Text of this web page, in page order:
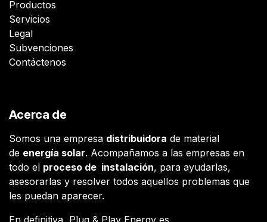
Productos
Servicios
Legal
Subvenciones
Contáctenos
Acerca de
Somos una empresa distribuidora de material
de energía solar. Acompañamos a las empresas en
todo el proceso de instalación, para ayudarlas,
asesorarlas y resolver todos aquellos problemas que
les puedan aparecer.
En definitiva, Plug & Play Energy es